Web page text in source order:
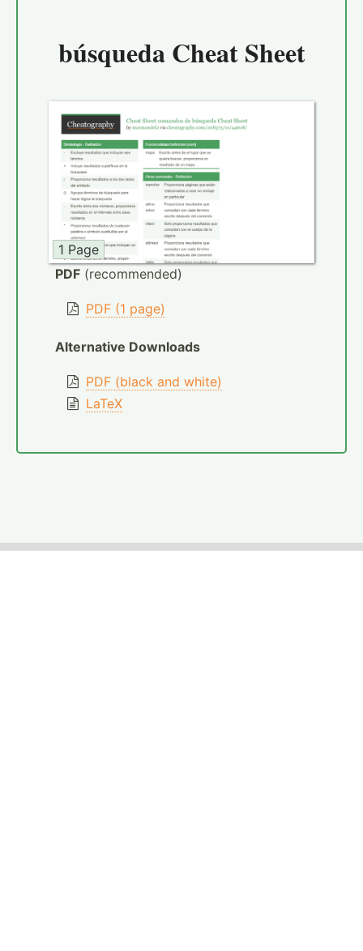
búsqueda Cheat Sheet
1 Page
PDF (recommended)
PDF (1 page)
Alternative Downloads
PDF (black and white)
LaTeX